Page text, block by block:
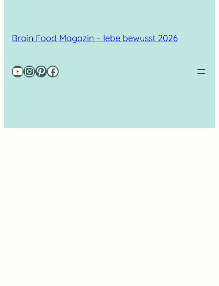
Brain Food Magazin – lebe bewusst 2026
YouTube
Instagram
Pinterest
Facebook